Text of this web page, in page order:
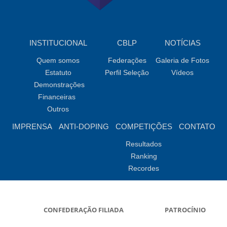
INSTITUCIONAL
Quem somos
Estatuto
Demonstrações
Financeiras
Outros
CBLP
Federações
Perfil Seleção
NOTÍCIAS
Galeria de Fotos
Vídeos
IMPRENSA ANTI-DOPING COMPETIÇÕES
Resultados
Ranking
Recordes
CONTATO
CONFEDERAÇÃO FILIADA PATROCÍNIO